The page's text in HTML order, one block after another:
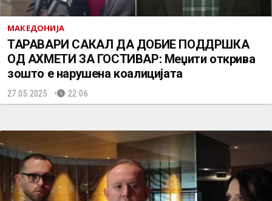
МАКЕДОНИЈА
ТАРАВАРИ САКАЛ ДА ДОБИЕ ПОДДРШКА
ОД АХМЕТИ ЗА ГОСТИВАР: Меџити открива
зошто е нарушена коалицијата
27.05.2025. 22:06